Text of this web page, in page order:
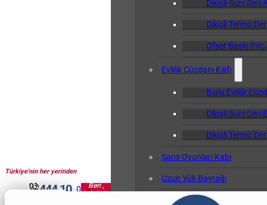
Türkiye'nin her yerinden
444 10 0
Beri ,
Sektörün
Dikişli Suni Deri
Dikişli Termo
Ofset Baskı Pvc
Evlilik Cüzdanı Kılıfı
Biala Evlilik
Dikişli Suni Deri
Dikişli Termo
Şans Oyunları Kabı
Uzun Yük Bayrağı
Klasör